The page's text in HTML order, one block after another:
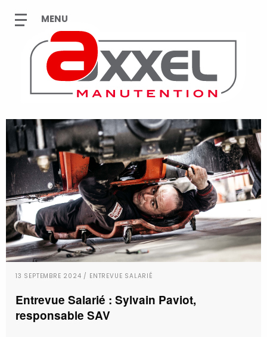
13 SEPTEMBRE 2024 / ENTREVUE SALARIÉ
Entrevue Salarié : Sylvain Paviot,
responsable SAV